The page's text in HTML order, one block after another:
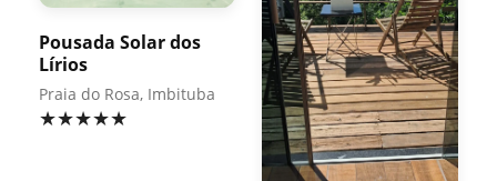
Pousada Solar dos
Lírios
Praia do Rosa, Imbituba
★★★★★